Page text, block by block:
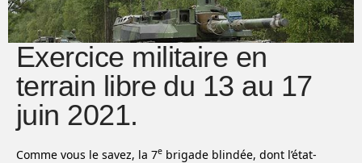
Exercice militaire en
terrain libre du 13 au 17
juin 2021.
Comme vous le savez, la 7e brigade blindée, dont l’état-